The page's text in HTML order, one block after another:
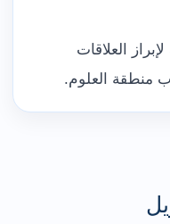
العلاقات
منطقة العلوم.